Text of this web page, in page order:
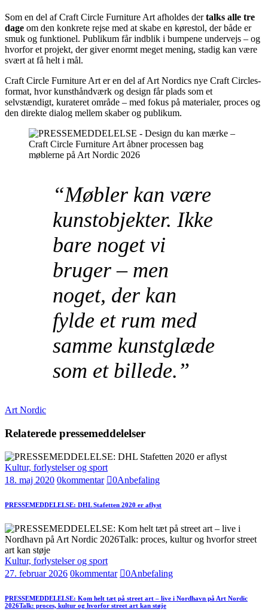
Som en del af Craft Circle Furniture Art afholdes dertalks alle tre
dage om den konkrete rejse med at skabe en kørestol, der både er
smuk og funktionel. Publikum får indblik i bumpene undervejs – og
hvorfor et projekt, der giver enormt meget mening, stadig kan være
svært at få helt i mål.
Craft Circle Furniture Art er en del af Art Nordics nye Craft Circles-
format, hvor kunsthåndværk og design får plads som et
selvstændigt, kurateret område – med fokus på materialer, proces og
den direkte dialog mellem skaber og publikum.
“Møbler kan være
kunstobjekter. Ikke
bare noget vi
bruger – men
noget, der kan
fylde et rum med
samme kunstglæde
som et billede.”
Art Nordic
Relaterede pressemeddelelser
Kultur, forlystelser og sport
18. maj 2020 0kommentar 0Anbefaling
PRESSEMEDDELELSE: DHL Stafetten 2020 er aflyst
Kultur, forlystelser og sport
27. februar 2026 0kommentar 0Anbefaling
PRESSEMEDDELELSE: Kom helt tæt på street art – live i Nordhavn på Art Nordic
2026Talk: proces, kultur og hvorfor street art kan støje